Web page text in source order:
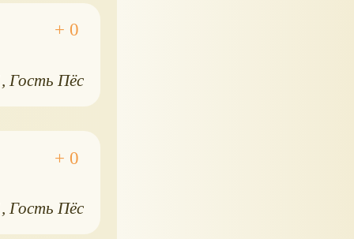
Гость Пёс
Гость Пёс